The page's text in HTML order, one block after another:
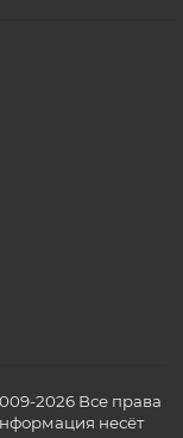
2026 Все права
несёт